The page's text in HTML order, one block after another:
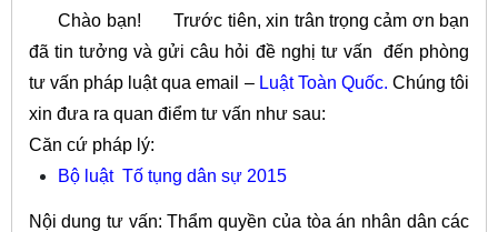
Chào bạn!
Trước tiên, xin trân trọng cảm ơn bạn
đã tin tưởng và gửi câu hỏi đề nghị tư vấn đến phòng
tư vấn pháp luật qua email – Luật Toàn Quốc.Chúng tôi
xin đưa ra quan điểm tư vấn như sau:
Căn cứ pháp lý:
Bộ luật Tố tụng dân sự 2015
Nội dung tư vấn: Thẩm quyền của tòa án nhân dân các